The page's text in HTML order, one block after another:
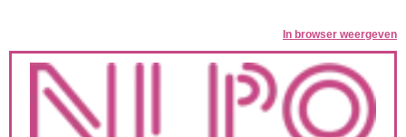
In browser weergeven